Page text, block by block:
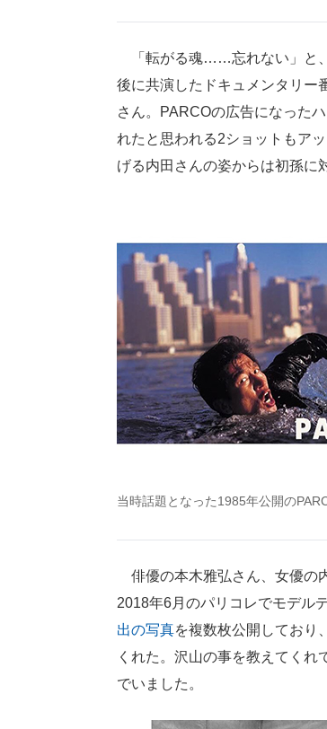
「転がる魂……忘れない」と、
後に共演したドキュメンタリー
さん。PARCOの広告になった
れたと思われる2ショットもア
げる内田さんの姿からは初孫に
当時話題となった1985年公開の
俳優の本木雅弘さん、女優の
2018年6月のパリコレでモデル
出の写真を複数枚公開しており
くれた。沢山の事を教えてく
でいました。